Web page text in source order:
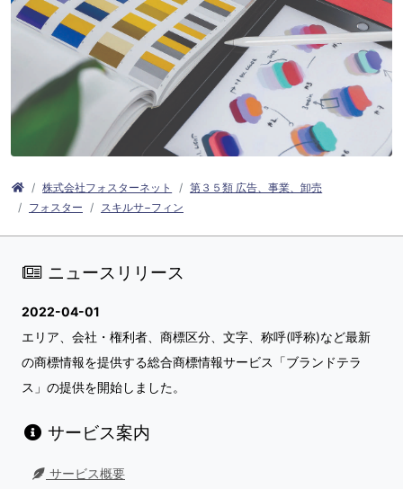
株式会社フォスターネット
第３５類 広告、事業、卸売
フォスター
スキルサ−フィン
ニュースリリース
2022-04-01
エリア、会社・権利者、商標区分、文字、称呼(呼称)など最新
の商標情報を提供する総合商標情報サービス「ブランドテラ
ス」の提供を開始しました。
サービス案内
サービス概要